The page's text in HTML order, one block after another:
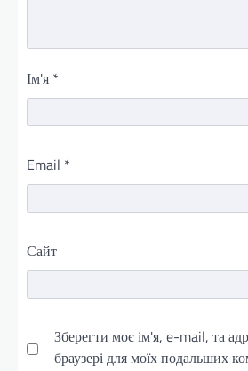
Ім'я *
Email *
Сайт
Зберегти моє ім'я, e-mail, та
браузері для моїх подальших